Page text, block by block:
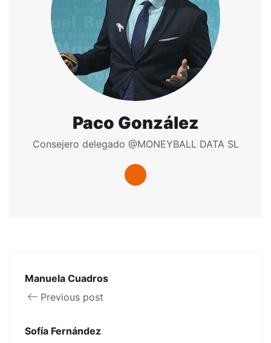
Paco González
Consejero delegado @MONEYBALL DATA SL
Manuela Cuadros
Previous post
Sofía Fernández